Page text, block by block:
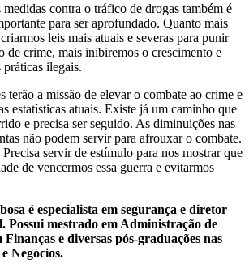
contra o tráfico de drogas também é
para ser aprofundado. Quanto mais
leis mais atuais e severas para punir
de crime, mais inibiremos o crescimento e
práticas ilegais.
terão a missão de elevar o combate ao crime e
estatísticas atuais. Existe já um caminho que
e precisa ser seguido. As diminuições nas
não podem servir para afrouxar o combate.
servir de estímulo para nos mostrar que
de vencermos essa guerra e evitarmos
é especialista em segurança e diretor
mestrado em Administração de
e diversas pós-graduações nas
Negócios.